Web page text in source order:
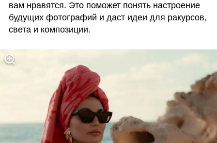
вам нравятся. Это поможет понять настроение
будущих фотографий и даст идеи для ракурсов,
света и композиции.